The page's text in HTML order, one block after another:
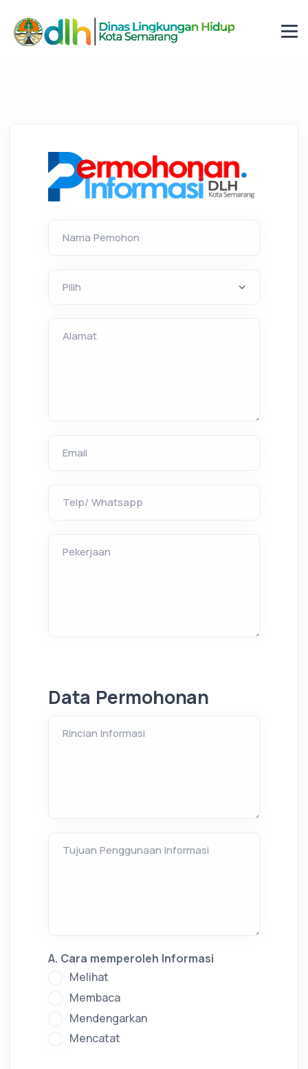
Nama Pemohon
Alamat
Email
Telp/ Whatsapp
Pekerjaan
Data Permohonan
Rincian Informasi
Tujuan Penggunaan Informasi
A. Cara memperoleh Informasi
Melihat
Membaca
Mendengarkan
Mencatat